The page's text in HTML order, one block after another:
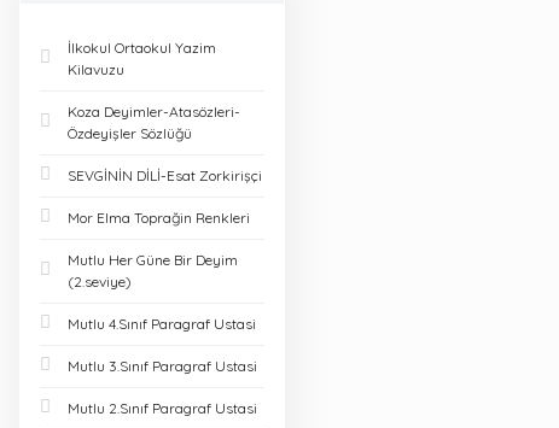
İlkokul Ortaokul Yazim
Kilavuzu
Koza Deyimler-Atasözleri-
Özdeyişler Sözlüğü
SEVGİNİN DİLİ-Esat Zorkirişçi
Mor Elma Toprağin Renkleri
Mutlu Her Güne Bir Deyim
(2.seviye)
Mutlu 4.Sınıf Paragraf Ustasi
Mutlu 3.Sınıf Paragraf Ustasi
Mutlu 2.Sınıf Paragraf Ustasi